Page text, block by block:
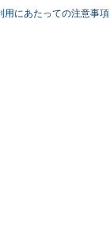
どうぞ宜しくお願い
用にあたっての注意事項